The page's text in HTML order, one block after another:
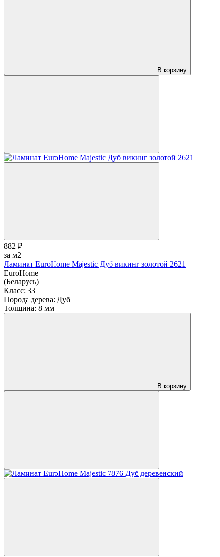
В корзину
882 ₽
за м2
Ламинат EuroHome Majestic Дуб викинг золотой 2621
EuroHome
(Беларусь)
Класс: 33
Порода дерева: Дуб
Толщина: 8 мм
В корзину